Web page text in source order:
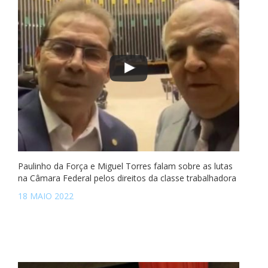
Paulinho da Força e Miguel Torres falam sobre as lutas
na Câmara Federal pelos direitos da classe trabalhadora
18 MAIO 2022